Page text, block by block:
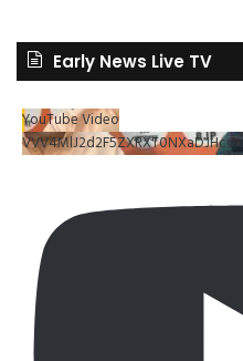
Early News Live TV
YouTube Video